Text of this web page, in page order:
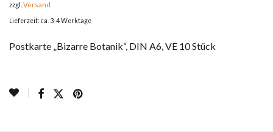
zzgl. Versand
Lieferzeit: ca. 3-4 Werktage
Postkarte „Bizarre Botanik“, DIN A6, VE 10 Stück